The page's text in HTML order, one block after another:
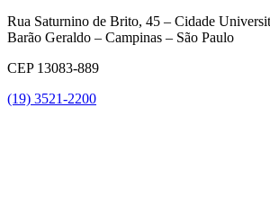
Rua Saturnino de Brito, 45 – Cidade
Barão Geraldo – Campinas – São Paulo
CEP 13083-889
(19) 3521-2200